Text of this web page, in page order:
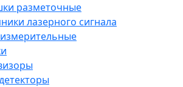
разметочные
лазерного сигнала